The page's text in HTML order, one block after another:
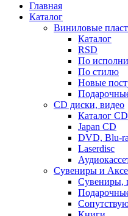
Главная
Каталог
Виниловые
Каталог
RSD
По
По стилю
Новые
CD диски, видео
Каталог CD
Japan CD
DVD, Blu-
Laserdisc
Сувениры и
Сувениры,